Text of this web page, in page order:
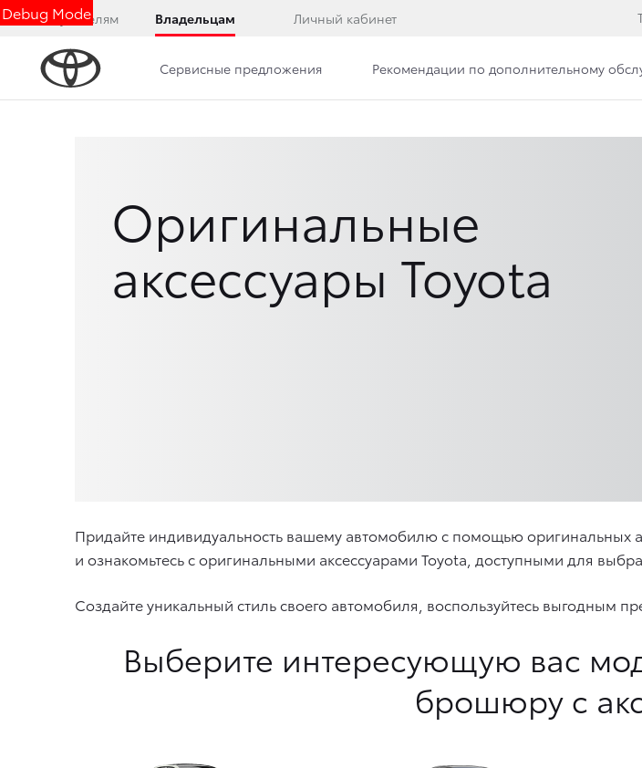
Debug Mode
Покупателям Владельцам Личный кабинет
Сервисные предложения Рекомендации по дополнительному
Оригинальные
аксессуары Toyota
Придайте индивидуальность вашему автомобилю с помощью оригинальных
и ознакомьтесь с оригинальными аксессуарами Toyota, доступными для
Создайте уникальный стиль своего автомобиля, воспользуйтесь выгодным
Выберите интересующую вас
брошюру с